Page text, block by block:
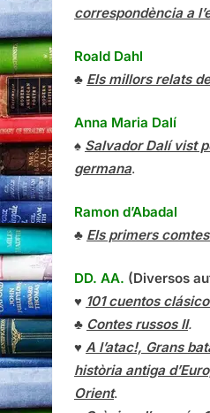
correspondència a
Roald Dahl
♣ Els millors relats
Anna Maria Dalí
♠ Salvador Dalí vist
germana.
Ramon d’Abadal
♣ Els primers
DD. AA. (Diversos
♥ 101 cuentos
♣ Contes russos II.
♥ A l’atac!, Grans
història antiga
Orient.